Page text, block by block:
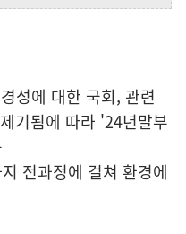
성에 대한 국회, 관련
기됨에 따라 '24년말부
전과정에 걸쳐 환경에